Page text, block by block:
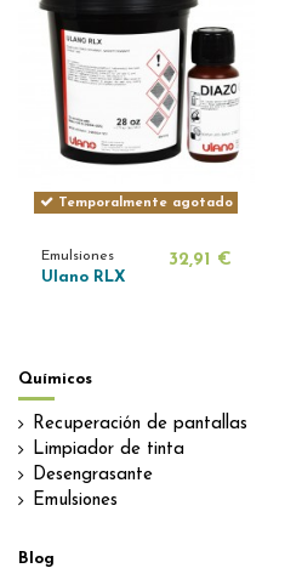
Temporalmente agotado
Emulsiones
Ulano RLX
32,91 €
Químicos
Recuperación de pantallas
Limpiador de tinta
Desengrasante
Emulsiones
Blog